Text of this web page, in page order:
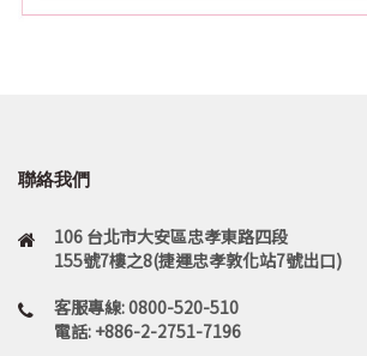
聯絡我們
106 台北市大安區忠孝東路四段
155號7樓之8(捷運忠孝敦化站7號出口)
客服專線: 0800-520-510
電話: +886-2-2751-7196